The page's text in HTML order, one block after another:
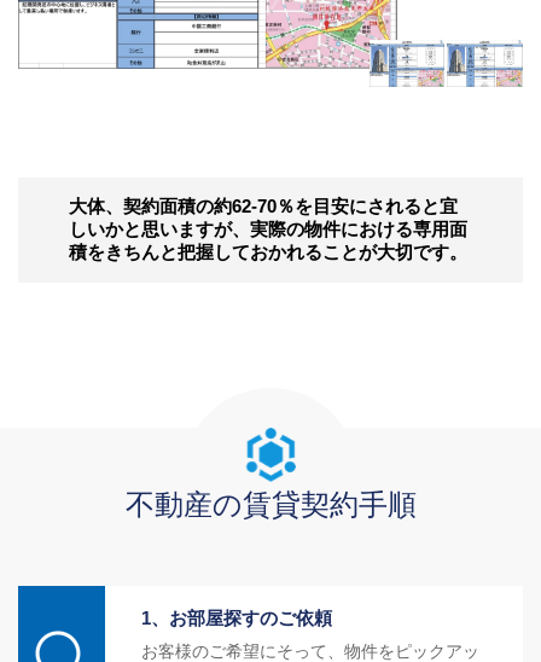
大体、契約面積の約62-70％を目安にされると宜
しいかと思いますが、実際の物件における専用面
積をきちんと把握しておかれることが大切です。
不動産の賃貸契約手順
1、お部屋探すのご依頼
お客様のご希望にそって、物件をピックアッ